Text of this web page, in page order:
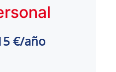
€/año